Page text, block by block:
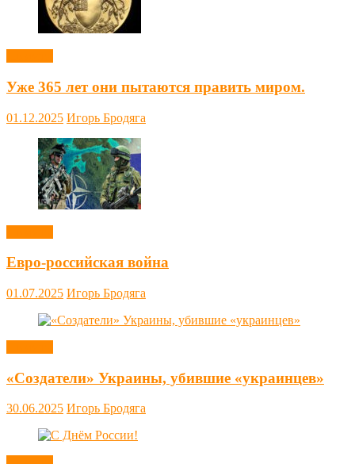
Уже 365 лет они пытаются править миром.
01.12.2025 Игорь Бродяга
Евро-российская война
01.07.2025 Игорь Бродяга
«Создатели» Украины, убившие «украинцев»
30.06.2025 Игорь Бродяга